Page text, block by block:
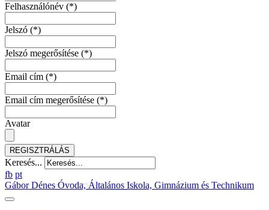
Felhasználónév (*)
Jelszó (*)
Jelszó megerősítése (*)
Email cím (*)
Email cím megerősítése (*)
Avatar
REGISZTRÁLÁS
Keresés...
fb pt
Gábor Dénes Óvoda, Általános Iskola, Gimnázium és Technikum